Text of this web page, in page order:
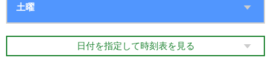
日付を指定して時刻表を見る